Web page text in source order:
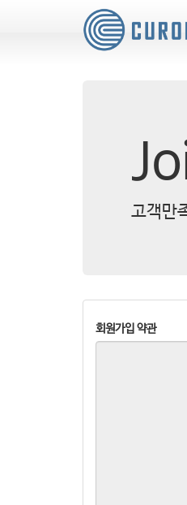
고객만
회원가입 약관